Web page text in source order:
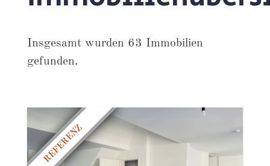
Insgesamt wurden 63 Immobilien
gefunden.
REFERENZ